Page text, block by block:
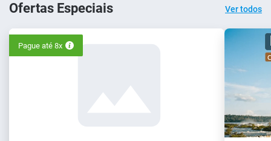
Ofertas Especiais Ver todos
Pague até 8x